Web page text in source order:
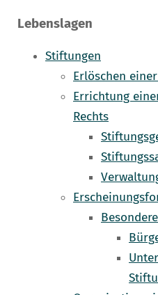
Lebenslagen
Stiftungen
Erlöschen
Errichtung
Rechts